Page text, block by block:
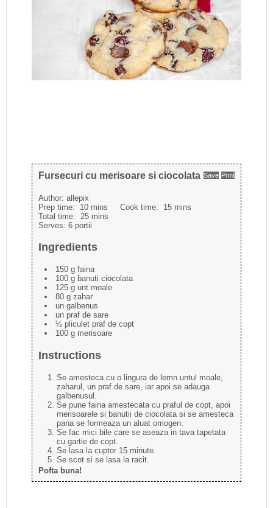
Save Print
Fursecuri cu merisoare si ciocolata
Author:allepix
Prep time: 10 mins Cook time: 15 mins
Total time:25 mins
Serves:6 portii
Ingredients
150 g faina
100 g banuti ciocolata
125 g unt moale
80 g zahar
un galbenus
un praf de sare
½ pliculet praf de copt
100 g merisoare
Instructions
Se amesteca cu o lingura de lemn untul moale,
zaharul, un praf de sare, iar apoi se adauga
galbenusul.
Se pune faina amestecata cu praful de copt, apoi
merisoarele si banutii de ciocolata si se amesteca
pana se formeaza un aluat omogen.
Se fac mici bile care se aseaza in tava tapetata
cu gartie de copt.
Se lasa la cuptor 15 minute.
Se scot si se lasa la racit.
Pofta buna!